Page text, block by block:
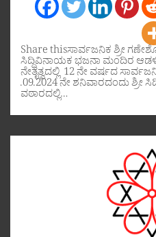
Share thisಸಾರ್ವಜನಿಕ ಶ್ರೀ
ಸಿದ್ಧಿವಿನಾಯಕ ಭಜನಾ ಮಂದಿರ
ನೇತೃತ್ವದಲ್ಲಿ 12 ನೇ ವರ್ಷದ
.09.2024 ನೇ ಶನಿವಾರದಂದು
ವಠಾರದಲ್ಲಿ…